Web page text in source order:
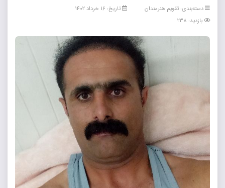
دسته‌بندی: تقویم هنرمندان
تاریخ: 16 خرداد 1402
بازدید: 238